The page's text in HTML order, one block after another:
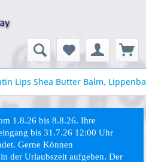
Lips Shea Butter Balm,
1.8.26 bis 8.8.26. Ihre
bis 31.7.26 12:00 Uhr
Gerne Können
der Urlaubszeit aufgeben. Der